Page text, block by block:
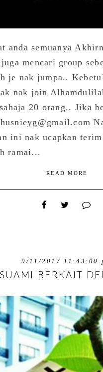
anda semuanya
mencari group
je nak jumpa..
nak join
20 orang.. Jika
ini nak ucapkan
ramai...
READ MORE
9/11/2017 11:43:00
BERKAIT